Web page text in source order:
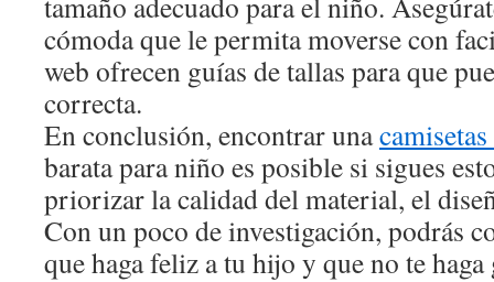
cómoda que le permita moverse con
web ofrecen guías de tallas para que
correcta.
En conclusión, encontrar una
barata para niño es posible si sigues
priorizar la calidad del material, el
Con un poco de investigación, podrás
que haga feliz a tu hijo y que no te haga